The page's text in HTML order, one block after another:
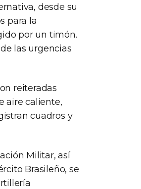
desde su
para la
por un timón.
las urgencias
reiteradas
aire caliente,
cuadros y
Militar, así
Brasileño, se